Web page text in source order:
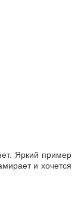
Яркий пример
и хочется